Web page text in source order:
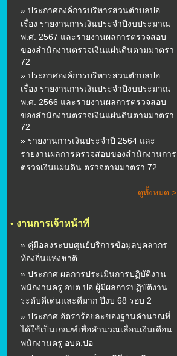
» ประกาศองค์การบริหารส่วนตำบลปอ
เรื่อง รายงานการเงินประจำปีงบประมาณ
พ.ศ. 2567 และรายงานผลการตรวจสอบ
ของสำนักงานตรวจเงินแผ่นดินตามมาตรา
72
» ประกาศองค์การบริหารส่วนตำบลปอ
เรื่อง รายงานการเงินประจำปีงบประมาณ
พ.ศ. 2566 และรายงานผลการตรวจสอบ
ของสำนักงานตรวจเงินแผ่นดินตามมาตรา
72
» รายงานการเงินประจำปี 2564 และ
รายงานผลการตรวจสอบของสำนักงานการ
ตรวจเงินแผ่นดิน ตรวจตามมาตรา 72
ดูทั้งหมด >
• งานการเจ้าหน้าที่
» คู่มือลงระบบศูนย์บริการข้อมูลบุคลากร
ท้องถิ่นแห่งชาติ
» ประกาศ ผลการประเมินการปฏิบัติงาน
พนักงานครู อบต.ปอ ผู้มีผลการปฏิบัติงาน
ระดับดีเด่นและดีมาก ปีงบ 68 รอบ 2
» ประกาศ อัตราร้อยละของฐานคำนวณที่
ได้ใช้เป็นเกณฑ์เพื่อคำนวณเลื่อนเงินเดือน
พนักงานครู อบต.ปอ